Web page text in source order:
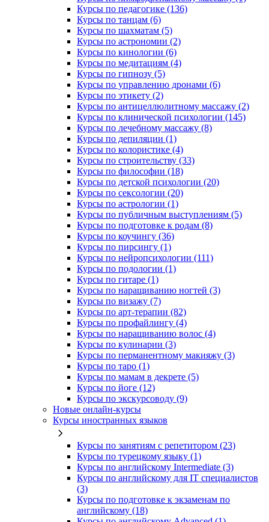
Курсы по педагогике (136)
Курсы по танцам (6)
Курсы по шахматам (5)
Курсы по астрономии (2)
Курсы по кинологии (6)
Курсы по медитациям (4)
Курсы по гипнозу (5)
Курсы по управлению дронами (6)
Курсы по этикету (2)
Курсы по антицеллюлитному массажу (2)
Курсы по клинической психологии (145)
Курсы по лечебному массажу (8)
Курсы по депиляции (1)
Курсы по колористике (4)
Курсы по строительству (33)
Курсы по философии (18)
Курсы по детской психологии (20)
Курсы по сексологии (20)
Курсы по астрологии (1)
Курсы по публичным выступлениям (5)
Курсы по подготовке к родам (8)
Курсы по коучингу (36)
Курсы по пирсингу (1)
Курсы по нейропсихологии (111)
Курсы по подологии (1)
Курсы по гитаре (1)
Курсы по наращиванию ногтей (3)
Курсы по визажу (7)
Курсы по арт-терапии (82)
Курсы по профайлингу (4)
Курсы по наращиванию волос (4)
Курсы по кулинарии (3)
Курсы по перманентному макияжу (3)
Курсы по таро (1)
Курсы по мамам в декрете (5)
Курсы по йоге (12)
Курсы по экскурсоводу (9)
Новые онлайн‑курсы
Курсы иностранных языков
Курсы по занятиям с репетитором (23)
Курсы по турецкому языку (1)
Курсы по английскому Intermediate (3)
Курсы по английскому для IT специалистов
(3)
Курсы по подготовке к экзаменам по
английскому (18)